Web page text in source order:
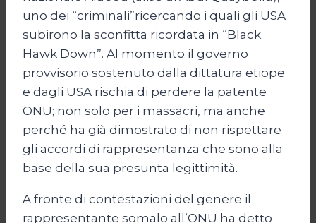
uno dei “criminali”ricercando i quali gli USA
subirono la sconfitta ricordata in “Black
Hawk Down”. Al momento il governo
provvisorio sostenuto dalla dittatura etiope
e dagli USA rischia di perdere la patente
ONU; non solo per i massacri, ma anche
perché ha già dimostrato di non rispettare
gli accordi di rappresentanza che sono alla
base della sua presunta legittimità.
A fronte di contestazioni del genere il
rappresentante somalo all’ONU ha detto